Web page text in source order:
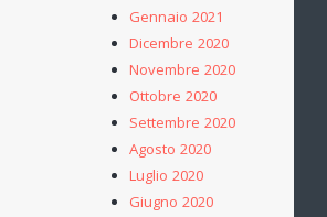
Gennaio 2021
Dicembre 2020
Novembre 2020
Ottobre 2020
Settembre 2020
Agosto 2020
Luglio 2020
Giugno 2020